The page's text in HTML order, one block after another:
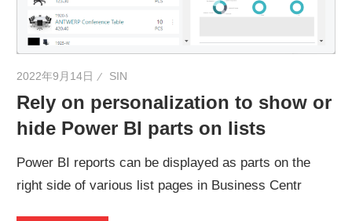
供
2022年9月14日 SIN
Rely on personalization to show or
hide Power BI parts on lists
Power BI reports can be displayed as parts on the
right side of various list pages in Business Centr